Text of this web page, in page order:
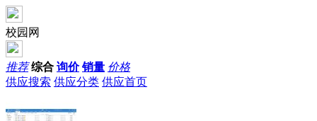
校园网
推荐 综合 询价 销量 价格
供应搜索 供应分类 供应首页